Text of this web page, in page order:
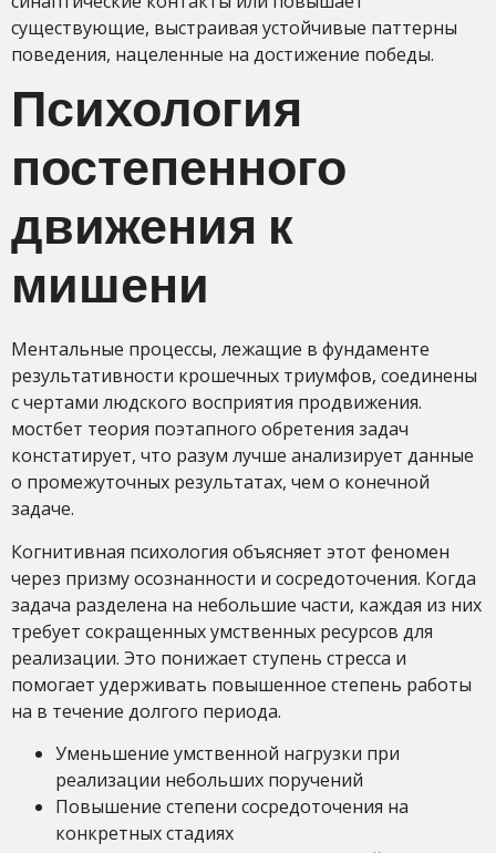
существующие, выстраивая устойчивые паттерны
поведения, нацеленные на достижение победы.
Психология
постепенного
движения к
мишени
Ментальные процессы, лежащие в фундаменте
результативности крошечных триумфов, соединены
с чертами людского восприятия продвижения.
мостбет теория поэтапного обретения задач
констатирует, что разум лучше анализирует данные
о промежуточных результатах, чем о конечной
задаче.
Когнитивная психология объясняет этот феномен
через призму осознанности и сосредоточения. Когда
задача разделена на небольшие части, каждая из них
требует сокращенных умственных ресурсов для
реализации. Это понижает ступень стресса и
помогает удерживать повышенное степень работы
на в течение долгого периода.
Уменьшение умственной нагрузки при
реализации небольших поручений
Повышение степени сосредоточения на
конкретных стадиях